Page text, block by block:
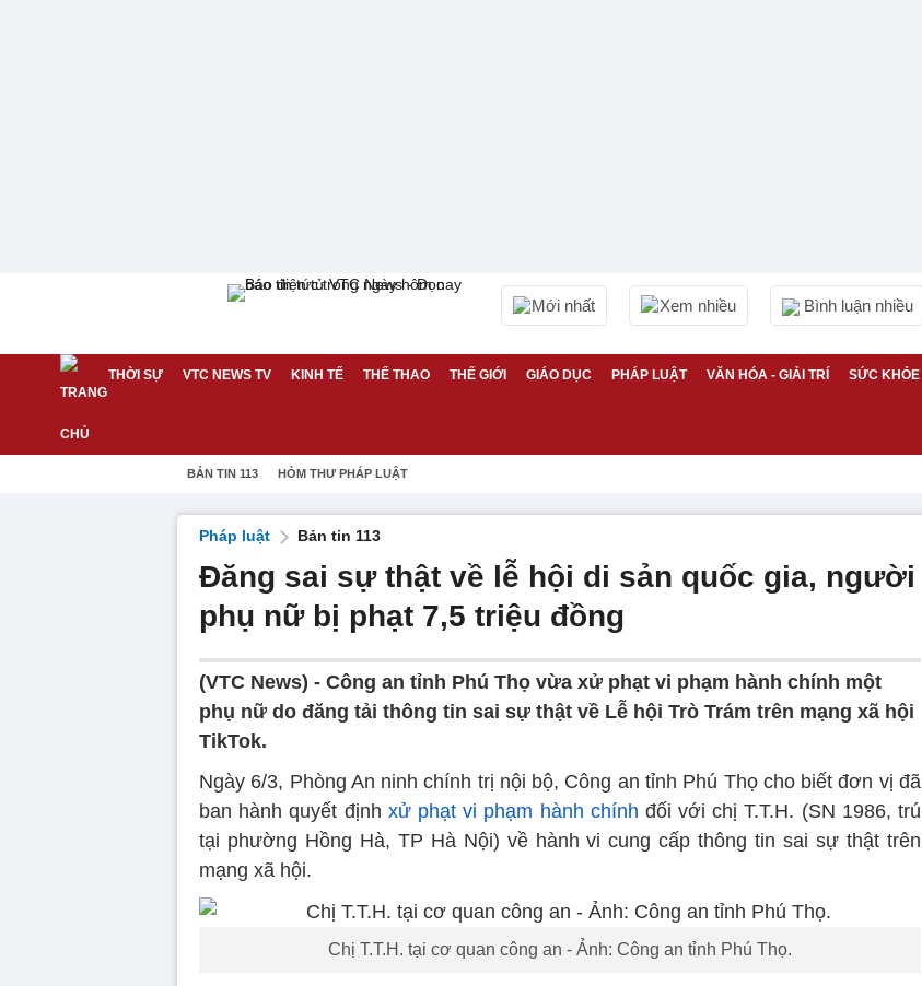
Mới nhất Xem nhiều Bình luận nhiều
THỜI SỰ VTC NEWS TV KINH TẾ THỂ THAO THẾ GIỚI GIÁO DỤC PHÁP LUẬT VĂN HÓA - GIẢI TRÍ SỨC KHỎE
BẢN TIN 113 HÒM THƯ PHÁP LUẬT
Pháp luật Bản tin 113
Đăng sai sự thật về lễ hội di sản quốc gia, người
phụ nữ bị phạt 7,5 triệu đồng
(VTC News) - Công an tỉnh Phú Thọ vừa xử phạt vi phạm hành chính một
phụ nữ do đăng tải thông tin sai sự thật về Lễ hội Trò Trám trên mạng xã hội
TikTok.
Ngày 6/3, Phòng An ninh chính trị nội bộ, Công an tỉnh Phú Thọ cho biết đơn vị đã
ban hành quyết định xử phạt vi phạm hành chính đối với chị T.T.H. (SN 1986, trú
tại phường Hồng Hà, TP Hà Nội) về hành vi cung cấp thông tin sai sự thật trên
mạng xã hội.
Chị T.T.H. tại cơ quan công an - Ảnh: Công an tỉnh Phú Thọ.